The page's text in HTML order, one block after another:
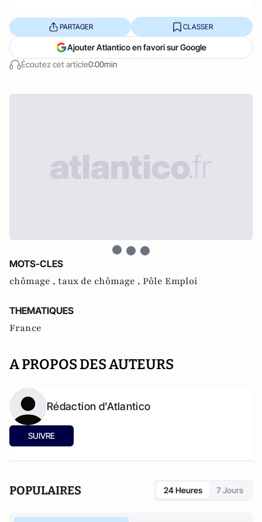
Écoutez cet article0:00min
PARTAGER CLASSER
Ajouter Atlantico en favori sur Google
MOTS-CLES
chômage , taux de chômage , Pôle Emploi
THEMATIQUES
France
A PROPOS DES AUTEURS
Rédaction d'Atlantico
SUIVRE
POPULAIRES 24 Heures 7 Jours